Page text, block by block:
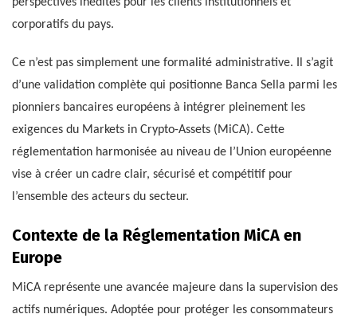
perspectives inédites pour les clients institutionnels et
corporatifs du pays.
Ce n’est pas simplement une formalité administrative. Il s’agit
d’une validation complète qui positionne Banca Sella parmi les
pionniers bancaires européens à intégrer pleinement les
exigences du Markets in Crypto-Assets (MiCA). Cette
réglementation harmonisée au niveau de l’Union européenne
vise à créer un cadre clair, sécurisé et compétitif pour
l’ensemble des acteurs du secteur.
Contexte de la Réglementation MiCA en
Europe
MiCA représente une avancée majeure dans la supervision des
actifs numériques. Adoptée pour protéger les consommateurs